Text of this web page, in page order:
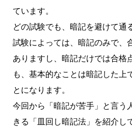
ています。
どの試験でも、暗記を避けて通
試験によっては、暗記のみで、
ありますし、暗記だけでは合格
も、基本的なことは暗記した上
とになります。
今回から「暗記が苦手」と言う
きる「皿回し暗記法」を紹介し